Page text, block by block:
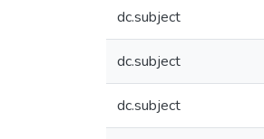
dc.subject
dc.subject
dc.subject